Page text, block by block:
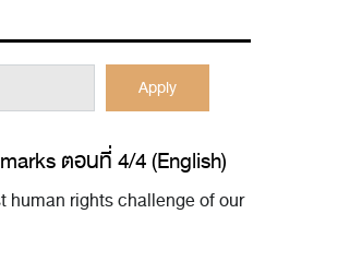
Apply
ตอนที่ 4/4 (English)
human rights challenge of our